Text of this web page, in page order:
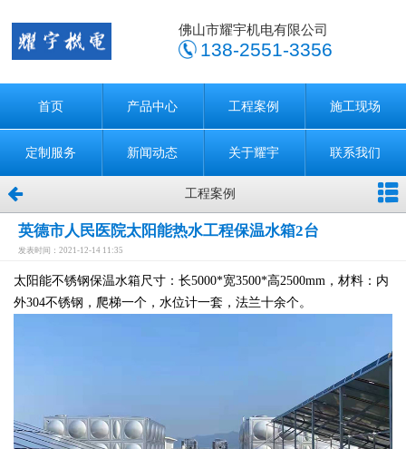
佛山市耀宇机电有限公司
138-2551-3356
首页 产品中心 工程案例 施工现场
定制服务 新闻动态 关于耀宇 联系我们
工程案例
英德市人民医院太阳能热水工程保温水箱2台
发表时间：2021-12-14 11:35
太阳能不锈钢保温水箱尺寸：长5000*宽3500*高2500mm，材料：内
外304不锈钢，爬梯一个，水位计一套，法兰十余个。